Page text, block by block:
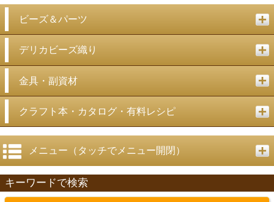
ビーズ＆パーツ
デリカビーズ織り
金具・副資材
クラフト本・カタログ・有料レシピ
メニュー（タッチでメニュー開閉）
キーワードで検索